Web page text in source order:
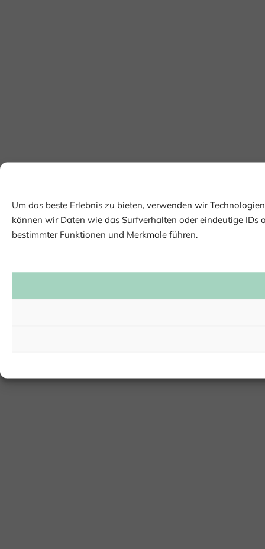
Um das beste Erlebnis zu bieten, verwenden wir
können wir Daten wie das Surfverhalten oder eindeutige
bestimmter Funktionen und Merkmale führen.